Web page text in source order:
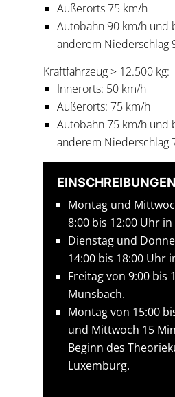
Außerorts 75 km/h
Autobahn 90 km/h und
anderem Niederschlag
Kraftfahrzeug > 12.500 kg:
Innerorts: 50 km/h
Außerorts: 75 km/h
Autobahn 75 km/h und
anderem Niederschlag
Montag und
8:00 bis 12:00 Uhr
Dienstag und
14:00 bis 18:00 Uhr
Freitag von 9:00 bis
Munsbach.
Montag von 15:00
und Mittwoch 15
Beginn des
Luxemburg.